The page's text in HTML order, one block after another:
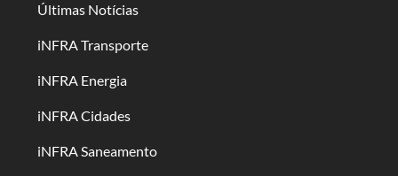
Últimas Notícias
iNFRA Transporte
iNFRA Energia
iNFRA Cidades
iNFRA Saneamento